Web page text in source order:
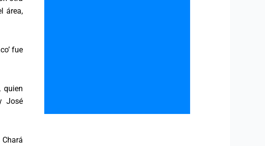
área,
fue
quien
José